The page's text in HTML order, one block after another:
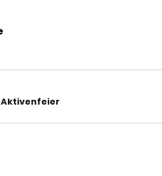
Aktivenfeier